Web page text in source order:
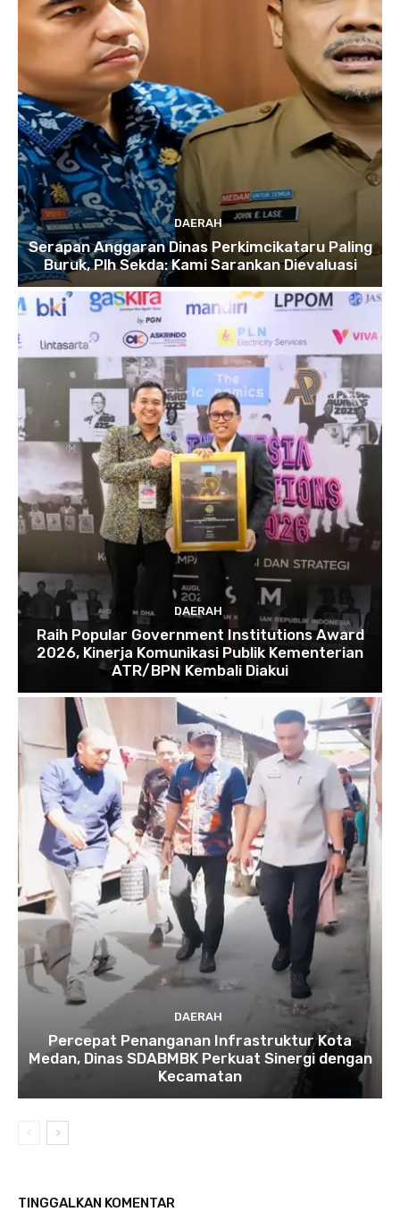
DAERAH
Serapan Anggaran Dinas Perkimcikataru Paling
Buruk, Plh Sekda: Kami Sarankan Dievaluasi
DAERAH
Raih Popular Government Institutions Award
2026, Kinerja Komunikasi Publik Kementerian
ATR/BPN Kembali Diakui
DAERAH
Percepat Penanganan Infrastruktur Kota
Medan, Dinas SDABMBK Perkuat Sinergi dengan
Kecamatan
TINGGALKAN KOMENTAR